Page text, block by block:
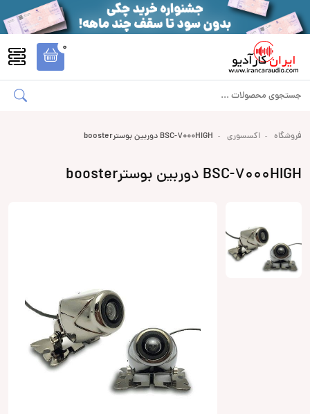
0
فروشگاه اکسسوری BSC-7000HIGH دوربین بوسترbooster
BSC-7000HIGH دوربین بوسترbooster